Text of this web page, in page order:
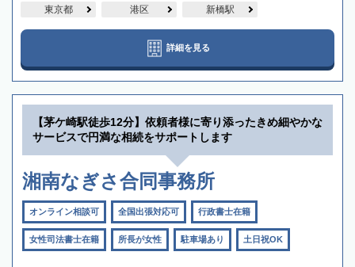
東京都 港区 新橋駅
詳細を見る
【茅ケ崎駅徒歩12分】依頼者様に寄り添ったきめ細やかな
サービスで円満な相続をサポートします
湘南なぎさ合同事務所
オンライン相談可 全国出張対応可 行政書士在籍
女性司法書士在籍 所長が女性 駐車場あり 土日祝OK